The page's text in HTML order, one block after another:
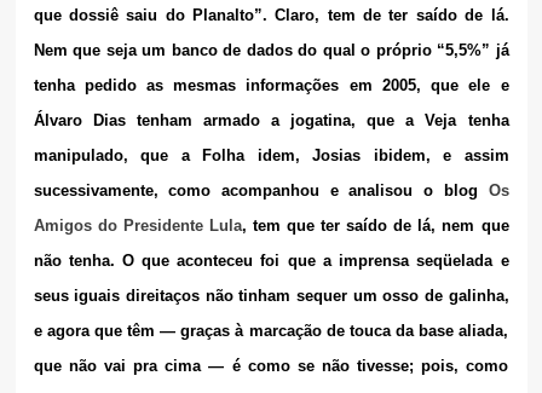
que dossiê saiu do Planalto”. Claro, tem de ter saído de lá.
Nem que seja um banco de dados do qual o próprio “5,5%” já
tenha pedido as mesmas informações em 2005, que ele e
Álvaro Dias tenham armado a jogatina, que a Veja tenha
manipulado, que a Folha idem, Josias ibidem, e assim
sucessivamente, como acompanhou e analisou o blog Os
Amigos do Presidente Lula, tem que ter saído de lá, nem que
não tenha. O que aconteceu foi que a imprensa seqüelada e
seus iguais direitaços não tinham sequer um osso de galinha,
e agora que têm — graças à marcação de touca da base aliada,
que não vai pra cima — é como se não tivesse; pois, como